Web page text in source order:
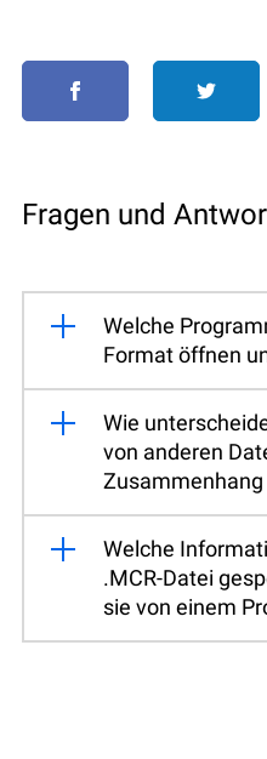
Fragen und
Welche
Format öffnen
Wie
von anderen
Welche
.MCR-Datei
sie von einem